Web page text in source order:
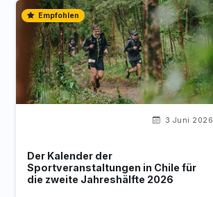
Empfohlen
3 Juni 2026
Der Kalender der
Sportveranstaltungen in Chile für
die zweite Jahreshälfte 2026